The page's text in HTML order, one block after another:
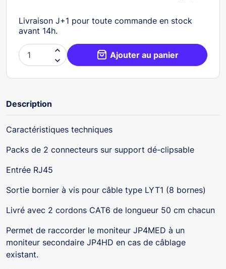
Livraison J+1 pour toute commande en stock
avant 14h.

 Ajouter au panier
Description
Caractéristiques techniques
Packs de 2 connecteurs sur support dé-clipsable
Entrée RJ45
Sortie bornier à vis pour câble type LYT1 (8 bornes)
Livré avec 2 cordons CAT6 de longueur 50 cm chacun
Permet de raccorder le moniteur JP4MED à un
moniteur secondaire JP4HD en cas de câblage
existant.